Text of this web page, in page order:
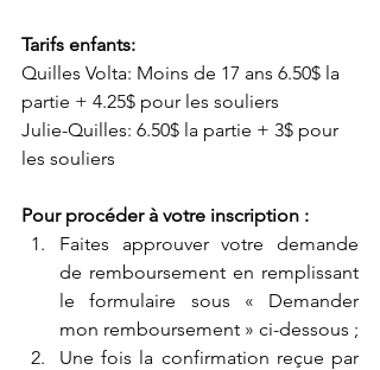
Tarifs enfants:
Quilles Volta: Moins de 17 ans 6.50$ la
partie + 4.25$ pour les souliers
Julie-Quilles: 6.50$ la partie + 3$ pour
les souliers
Pour procéder à votre inscription :
Faites approuver votre demande
de remboursement en remplissant
le formulaire sous « Demander
mon remboursement » ci-dessous ;
Une fois la confirmation reçue par